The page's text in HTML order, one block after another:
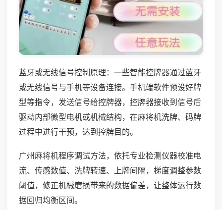
蓝牙或无线信号控制原理：一些智能控牌器通过蓝牙
或无线信号与手机等设备连接。手机端软件预设好牌
型等指令，发送信号给控牌器，控牌器接收到信号后
驱动内部微型电机或机械结构，在麻将机洗牌、码牌
过程中进行干预，达到控牌目的。
广州麻将机程序调试方法，依托专业检测仪器校准电
流、传感数值、洗牌转速、上牌间隔，梯度调整参数
阈值，修正机械磨损带来的数据偏差，让整体运行数
据回归均衡区间。